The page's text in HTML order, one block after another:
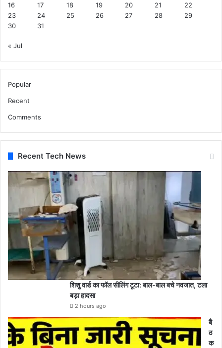
16
17 18 19 20 21
22
23
24 25 26 27 28
29
30
31
« Jul
Popular
Recent
Comments
Recent Tech News
शिशु वार्ड का फॉल सीलिंग टूटा: बाल-बाल बचे नवजात, टला
बड़ा हादसा
2 hours ago
बै
ठ
क